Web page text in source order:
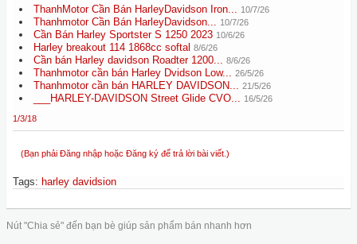
ThanhMotor Cần Bán HarleyDavidson Iron... 10/7/26
Thanhmotor Cần Bán HarleyDavidson... 10/7/26
Cần Bán Harley Sportster S 1250 2023 10/6/26
Harley breakout 114 1868cc softal 8/6/26
Cần bán Harley davidson Roadter 1200... 8/6/26
Thanhmotor cần bán Harley Dvidson Low... 26/5/26
Thanhmotor cần bán HARLEY DAVIDSON... 21/5/26
___HARLEY-DAVIDSON Street Glide CVO... 16/5/26
1/3/18
(Bạn phải Đăng nhập hoặc Đăng ký để trả lời bài viết.)
Tags: harley davidsion
Nút "Chia sẻ" đến bạn bè giúp sản phẩm bán nhanh hơn